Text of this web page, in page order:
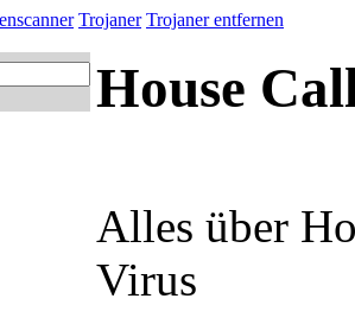
Trojaner Trojaner entfernen
House
Alles über
Virus